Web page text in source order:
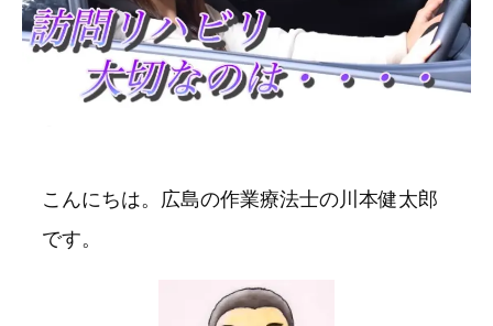
こんにちは。広島の作業療法士の川本健太郎
です。